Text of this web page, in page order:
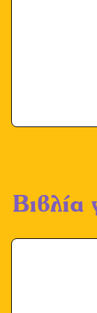
Βιβλία